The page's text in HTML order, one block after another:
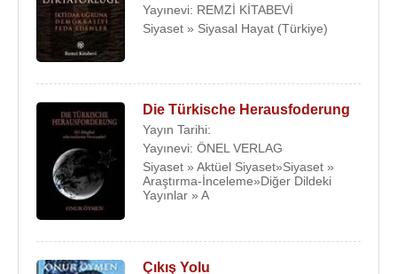
Yayınevi: REMZİ KİTABEVİ
Siyaset » Siyasal Hayat (Türkiye)
Die Türkische Herausfoderung
Yayın Tarihi:
Yayınevi: ÖNEL VERLAG
Siyaset » Aktüel Siyaset»Siyaset »
Araştırma-İnceleme»Diğer Dildeki
Yayınlar » A
Çıkış Yolu